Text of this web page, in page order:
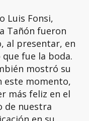
Luis Fonsi,
Tañón fueron
al presentar, en
fue la boda.
mostró su
este momento,
más feliz en el
de nuestra